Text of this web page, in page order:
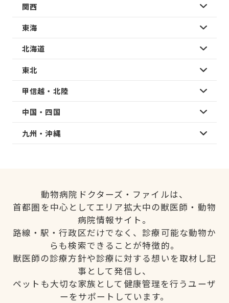
関西
東海
北海道
東北
甲信越・北陸
中国・四国
九州・沖縄
動物病院ドクターズ・ファイルは、
首都圏を中心としてエリア拡大中の獣医師・動物
病院情報サイト。
路線・駅・行政区だけでなく、診療可能な動物か
らも検索できることが特徴的。
獣医師の診療方針や診療に対する想いを取材し記
事として発信し、
ペットも大切な家族として健康管理を行うユーザ
ーをサポートしています。